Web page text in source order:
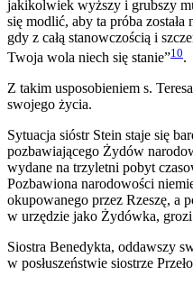
jakikolwiek wyższy i grubszy
się modlić, aby ta próba
gdy z całą stanowczością i
Twoja wola niech się stanie”10.
Z takim usposobieniem s.
swojego życia.
Sytuacja sióstr Stein staje się
pozbawiającego Żydów
wydane na trzyletni pobyt
Pozbawiona narodowości
okupowanego przez Rzeszę, a
w urzędzie jako Żydówka,
Siostra Benedykta, oddawszy
w posłuszeństwie siostrze